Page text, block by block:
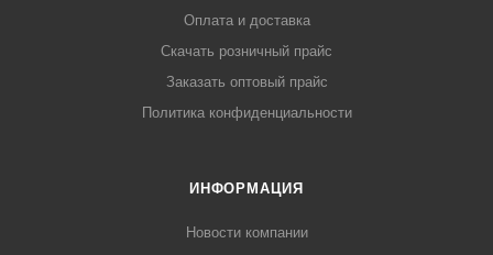
Оплата и доставка
Скачать розничный прайс
Заказать оптовый прайс
Политика конфиденциальности
ИНФОРМАЦИЯ
Новости компании